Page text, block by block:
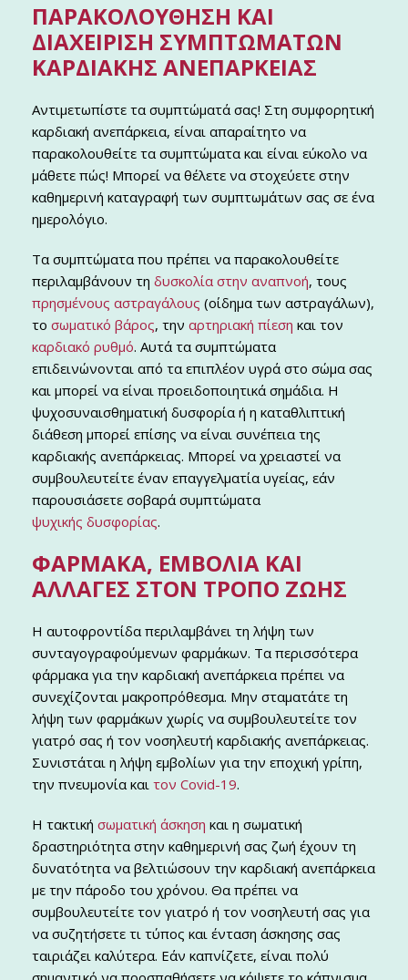
ΠΑΡΑΚΟΛΟΎΘΗΣΗ ΚΑΙ
ΔΙΑΧΕΊΡΙΣΗ ΣΥΜΠΤΩΜΆΤΩΝ
ΚΑΡΔΙΑΚΉΣ ΑΝΕΠΆΡΚΕΙΑΣ
Αντιμετωπίστε τα συμπτώματά σας! Στη συμφορητική
καρδιακή ανεπάρκεια, είναι απαραίτητο να
παρακολουθείτε τα συμπτώματα και είναι εύκολο να
μάθετε πώς! Μπορεί να θέλετε να στοχεύετε στην
καθημερινή καταγραφή των συμπτωμάτων σας σε ένα
ημερολόγιο.
Τα συμπτώματα που πρέπει να παρακολουθείτε
περιλαμβάνουν τη δυσκολία στην αναπνοή, τους
πρησμένους αστραγάλους (οίδημα των αστραγάλων),
το σωματικό βάρος, την αρτηριακή πίεση και τον
καρδιακό ρυθμό. Αυτά τα συμπτώματα
επιδεινώνονται από τα επιπλέον υγρά στο σώμα σας
και μπορεί να είναι προειδοποιητικά σημάδια. Η
ψυχοσυναισθηματική δυσφορία ή η καταθλιπτική
διάθεση μπορεί επίσης να είναι συνέπεια της
καρδιακής ανεπάρκειας. Μπορεί να χρειαστεί να
συμβουλευτείτε έναν επαγγελματία υγείας, εάν
παρουσιάσετε σοβαρά συμπτώματα
ψυχικής δυσφορίας.
ΦΆΡΜΑΚΑ, ΕΜΒΌΛΙΑ ΚΑΙ
ΑΛΛΑΓΈΣ ΣΤΟΝ ΤΡΌΠΟ ΖΩΉΣ
Η αυτοφροντίδα περιλαμβάνει τη λήψη των
συνταγογραφούμενων φαρμάκων. Τα περισσότερα
φάρμακα για την καρδιακή ανεπάρκεια πρέπει να
συνεχίζονται μακροπρόθεσμα. Μην σταματάτε τη
λήψη των φαρμάκων χωρίς να συμβουλευτείτε τον
γιατρό σας ή τον νοσηλευτή καρδιακής ανεπάρκειας.
Συνιστάται η λήψη εμβολίων για την εποχική γρίπη,
την πνευμονία και τον Covid-19.
Η τακτική σωματική άσκηση και η σωματική
δραστηριότητα στην καθημερινή σας ζωή έχουν τη
δυνατότητα να βελτιώσουν την καρδιακή ανεπάρκεια
με την πάροδο του χρόνου. Θα πρέπει να
συμβουλευτείτε τον γιατρό ή τον νοσηλευτή σας για
να συζητήσετε τι τύπος και ένταση άσκησης σας
ταιριάζει καλύτερα. Εάν καπνίζετε, είναι πολύ